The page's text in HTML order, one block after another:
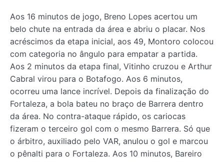
Aos 16 minutos de jogo, Breno Lopes acertou um
belo chute na entrada da área e abriu o placar. Nos
acréscimos da etapa inicial, aos 49, Montoro colocou
com categoria no ângulo para empatar a partida.
Aos 2 minutos da etapa final, Vitinho cruzou e Arthur
Cabral virou para o Botafogo. Aos 6 minutos,
ocorreu uma lance incrível. Depois da finalização do
Fortaleza, a bola bateu no braço de Barrera dentro
da área. No contra-ataque rápido, os cariocas
fizeram o terceiro gol com o mesmo Barrera. Só que
o árbitro, auxiliado pelo VAR, anulou o gol e marcou
o pênalti para o Fortaleza. Aos 10 minutos, Bareiro